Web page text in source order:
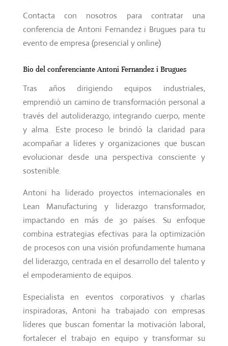
Contacta con nosotros para contratar una
conferencia de Antoni Fernandez i Brugues para tu
evento de empresa (presencial y online)
Bio del conferenciante Antoni Fernandez i Brugues
Tras años dirigiendo equipos industriales,
emprendió un camino de transformación personal a
través del autoliderazgo, integrando cuerpo, mente
y alma. Este proceso le brindó la claridad para
acompañar a líderes y organizaciones que buscan
evolucionar desde una perspectiva consciente y
sostenible.
Antoni ha liderado proyectos internacionales en
Lean Manufacturing y liderazgo transformador,
impactando en más de 30 países. Su enfoque
combina estrategias efectivas para la optimización
de procesos con una visión profundamente humana
del liderazgo, centrada en el desarrollo del talento y
el empoderamiento de equipos.
Especialista en eventos corporativos y charlas
inspiradoras, Antoni ha trabajado con empresas
líderes que buscan fomentar la motivación laboral,
fortalecer el trabajo en equipo y transformar su